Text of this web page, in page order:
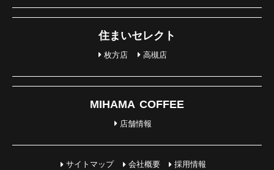
住まいセレクト
枚方店 高槻店
MIHAMA COFFEE
店舗情報
サイトマップ 会社概要 採用情報